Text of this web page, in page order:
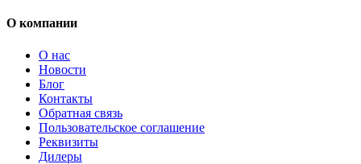
О компании
О нас
Новости
Блог
Контакты
Обратная связь
Пользовательское соглашение
Реквизиты
Дилеры